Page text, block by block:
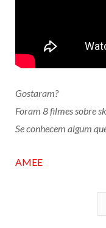
Gostaram?
Foram 8 filmes sobre
Se conhecem algum
AMEE